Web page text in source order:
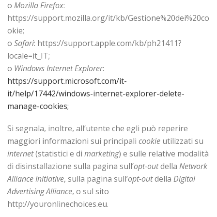
o Mozilla Firefox:
https://support.mozilla.org/it/kb/Gestione%20dei%20co
okie;
o Safari: https://support.apple.com/kb/ph21411?
locale=it_IT;
o Windows Internet Explorer:
https://support.microsoft.com/it-
it/help/17442/windows-internet-explorer-delete-
manage-cookies;
Si segnala, inoltre, all’utente che egli può reperire
maggiori informazioni sui principali cookie utilizzati su
internet(statistici e di marketing) e sulle relative modalità
di disinstallazione sulla pagina sull’opt-outdella Network
Alliance Initiative, sulla pagina sull’opt-outdella Digital
Advertising Alliance, o sul sito
http://youronlinechoices.eu.